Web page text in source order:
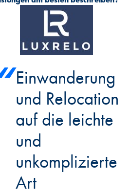
Einwanderung
und Relocation
auf die leichte
und
unkomplizierte
Art